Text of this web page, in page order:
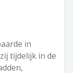
in
tijdelijk in de